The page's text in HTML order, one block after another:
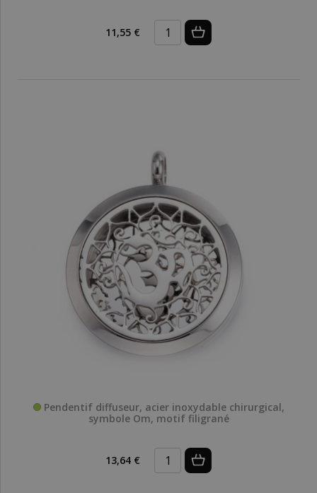
11,55 €
Pendentif diffuseur, acier inoxydable chirurgical,
symbole Om, motif filigrané
13,64 €